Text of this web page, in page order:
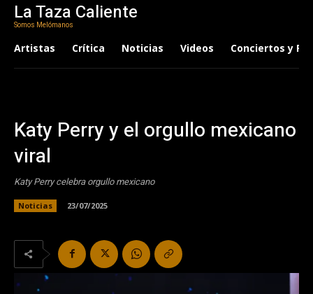
La Taza Caliente
Somos Melómanos
Artistas Crítica Noticias Videos Conciertos y
Katy Perry y el orgullo mexicano
viral
Katy Perry celebra orgullo mexicano
Noticias 23/07/2025